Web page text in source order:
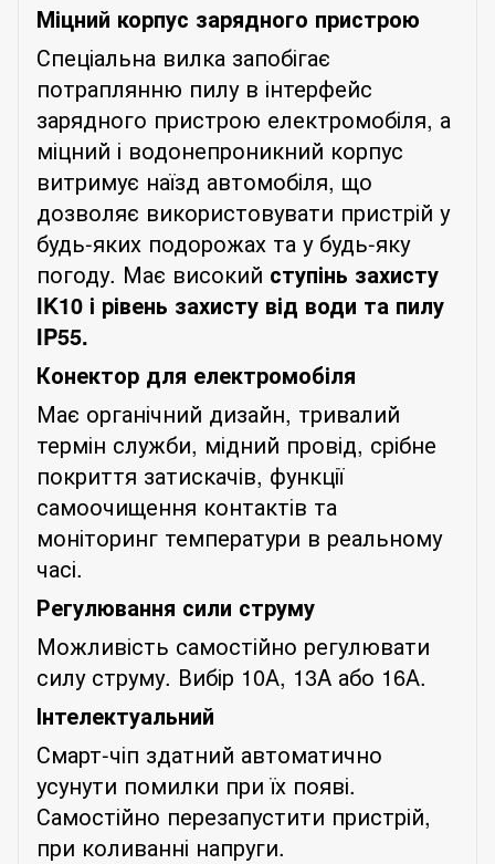
Міцний корпус зарядного пристрою
Спеціальна вилка запобігає
потраплянню пилу в інтерфейс
зарядного пристрою електромобіля, а
міцний і водонепроникний корпус
витримує наїзд автомобіля, що
дозволяє використовувати пристрій у
будь-яких подорожах та у будь-яку
погоду. Має високий ступінь захисту
IK10 і рівень захисту від води та пилу
IP55.
Конектор для електромобіля
Має органічний дизайн, тривалий
термін служби, мідний провід, срібне
покриття затискачів, функції
самоочищення контактів та
моніторинг температури в реальному
часі.
Регулювання сили струму
Можливість самостійно регулювати
силу струму. Вибір 10А, 13A або 16А.
Інтелектуальний
Смарт-чіп здатний автоматично
усунути помилки при їх появі.
Самостійно перезапустити пристрій,
при коливанні напруги.